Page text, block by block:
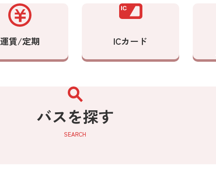
運賃/定期 ICカード
バスを探す